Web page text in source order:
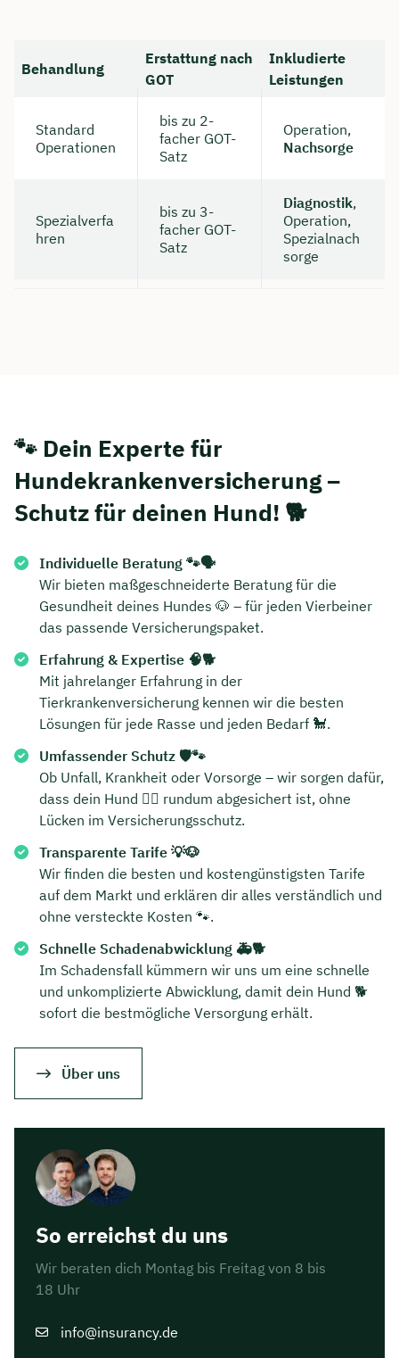
Behandlung
Erstattung nach
GOT
Inkludierte
Leistungen
Standard
Operationen
bis zu 2-
facher GOT-
Satz
Operation,
Nachsorge
Spezialverfa
hren
bis zu 3-
facher GOT-
Satz
Diagnostik,
Operation,
Spezialnach
sorge
🐾 Dein Experte für
Hundekrankenversicherung –
Schutz für deinen Hund! 🐕
Individuelle Beratung 🐾🗣️
Wir bieten maßgeschneiderte Beratung für die
Gesundheit deines Hundes 🐶 – für jeden Vierbeiner
das passende Versicherungspaket.
Erfahrung & Expertise 🧠🐕
Mit jahrelanger Erfahrung in der
Tierkrankenversicherung kennen wir die besten
Lösungen für jede Rasse und jeden Bedarf 🐩.
Umfassender Schutz 🛡️🐾
Ob Unfall, Krankheit oder Vorsorge – wir sorgen dafür,
dass dein Hund 🐕‍🦺 rundum abgesichert ist, ohne
Lücken im Versicherungsschutz.
Transparente Tarife 💡🐶
Wir finden die besten und kostengünstigsten Tarife
auf dem Markt und erklären dir alles verständlich und
ohne versteckte Kosten 🐾.
Schnelle Schadenabwicklung 🚑🐕
Im Schadensfall kümmern wir uns um eine schnelle
und unkomplizierte Abwicklung, damit dein Hund 🐕
sofort die bestmögliche Versorgung erhält.
Über uns
So erreichst du uns
Wir beraten dich Montag bis Freitag von 8 bis
18 Uhr
info@insurancy.de
Kostenfrei & unverbindlich
🗓️ Wählen Sie jetzt Ihren Wunschtermin: